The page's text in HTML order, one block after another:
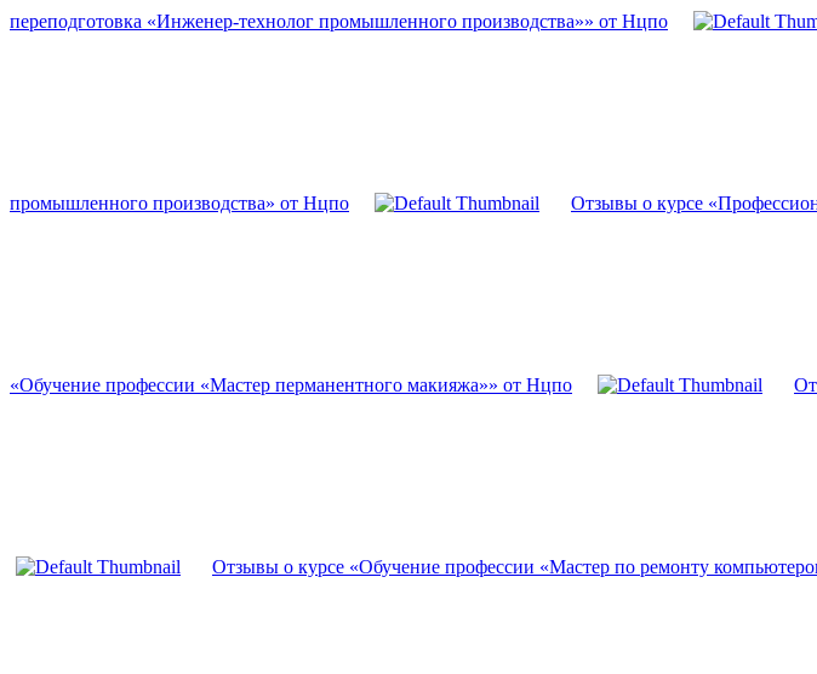
переподготовка «Инженер-технолог промышленного производства»» от Нцпо
промышленного производства» от Нцпо Отзывы о курсе
«Обучение профессии «Мастер перманентного макияжа»» от Нцпо
Отзывы о курсе «Обучение профессии «Мастер по ремонту